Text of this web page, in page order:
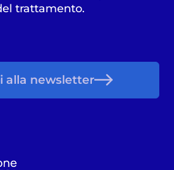
trattamento.
alla newsletter